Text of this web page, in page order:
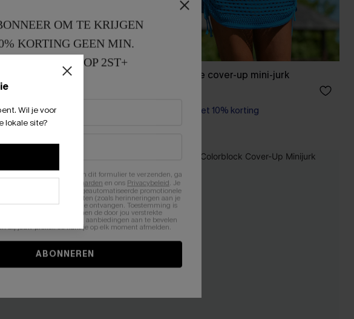
gestreepte cover-
10% korting
Vurig blauwe cover-up mini-jurk
【AG18】2 met 10% korting
Wil je voor
lokale site?
OM TE KRIJGEN
KORTING GEEN MIN.
15% KORTING OP 2ST+
in te vullen en dit formulier te verzenden, ga
Algemene Voorwaarden en ons Privacybeleid. Je
mee in om herhaalde geautomatiseerde promotionele
marketingberichten (zoals herinneringen aan je
en e-mails van Cupshe te ontvangen. Toestemming is
een aankoop. We kunnen de door jou verstrekte
om producten en aanbiedingen aan te bevelen
bij jouw profiel. Je kunt je op elk moment afmelden.
ABONNEREN